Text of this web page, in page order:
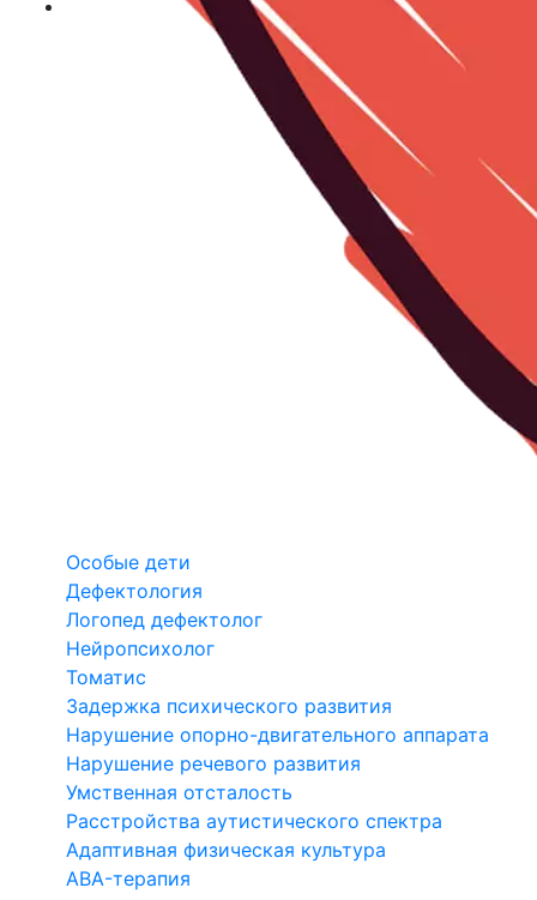
Особые дети
Дефектология
Логопед дефектолог
Нейропсихолог
Томатис
Задержка психического развития
Нарушение опорно-двигательного аппарата
Нарушение речевого развития
Умственная отсталость
Расстройства аутистического спектра
Адаптивная физическая культура
ABA-терапия